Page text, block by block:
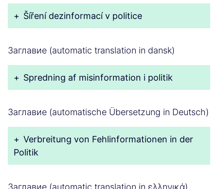
+ Šíření dezinformací v politice
Заглавие (automatic translation in dansk)
+ Spredning af misinformation i politik
Заглавие (automatische Übersetzung in Deutsch)
+ Verbreitung von Fehlinformationen in der
Politik
Заглавие (automatic translation in ελληνικά)